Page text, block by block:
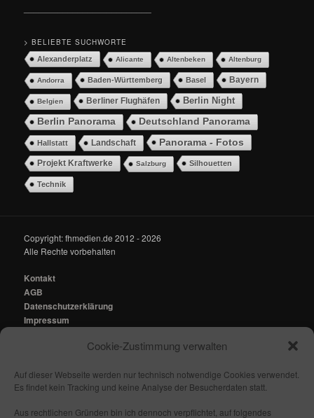
Cookie-Zustimmung verwalten
Auf dieser Webseite werden nur technisch notwendige Cookies verwendet.
Es findet kein Tracking und keine Analyse der Besucherdaten statt.
Aus rechtlichen Gründen bin ich dennoch verpflichtet, auf folgendes
> BELIEBTE SUCHWORTE
Alexanderplatz Alicante Altenbeken Altenburg
Andorra Baden-Württemberg Basel Bayern
Belgien Berliner Flughäfen
Berlin Night
Berlin Panorama
Deutschland Panorama
Hallstatt Landschaft Panorama - Fotos
Projekt Kraftwerke Salzburg Silhouetten
Technik
Copyright: fhmedien.de 2012 - 2026
Alle Rechte vorbehalten
Kontakt
AGB
Datenschutzerklärung
Impressum
mail@fhmedien.de